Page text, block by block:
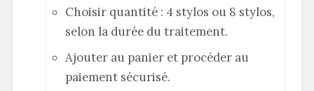
Choisir quantité : 4 stylos ou 8 stylos,
selon la durée du traitement.
Ajouter au panier et procéder au
paiement sécurisé.